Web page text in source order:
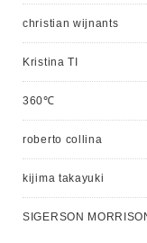
christian wijnants
Kristina TI
360℃
roberto collina
kijima takayuki
SIGERSON